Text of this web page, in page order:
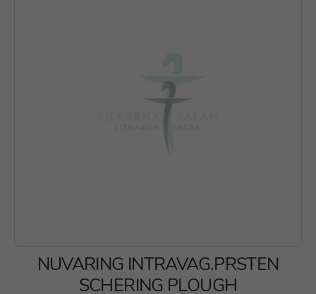
NUVARING INTRAVAG.PRSTEN
SCHERING PLOUGH